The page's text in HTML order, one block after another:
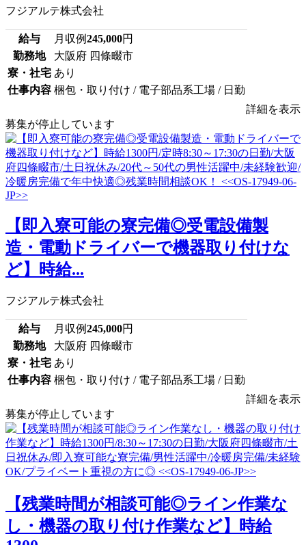
フジアルテ株式会社
給与 月収例245,000円
勤務地
大阪府 四條畷市
寮・社宅 あり
仕事内容 梱包・取り付け / 電子部品系工場 / 日勤
詳細を表示
募集が停止しています
【即入寮可能の寮完備◎受電設備製
造・電動ドライバーで機器取り付けな
ど】時給...
フジアルテ株式会社
給与 月収例245,000円
勤務地
大阪府 四條畷市
寮・社宅 あり
仕事内容 梱包・取り付け / 電子部品系工場 / 日勤
詳細を表示
募集が停止しています
【残業時間が相談可能◎ライン作業な
し・機器の取り付け作業など】時給